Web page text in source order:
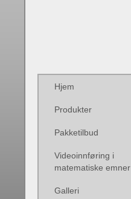
Hjem
Produkter
Pakketilbud
Videoinnføring i
matematiske emner
Galleri